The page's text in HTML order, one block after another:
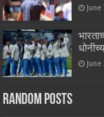
Random Posts